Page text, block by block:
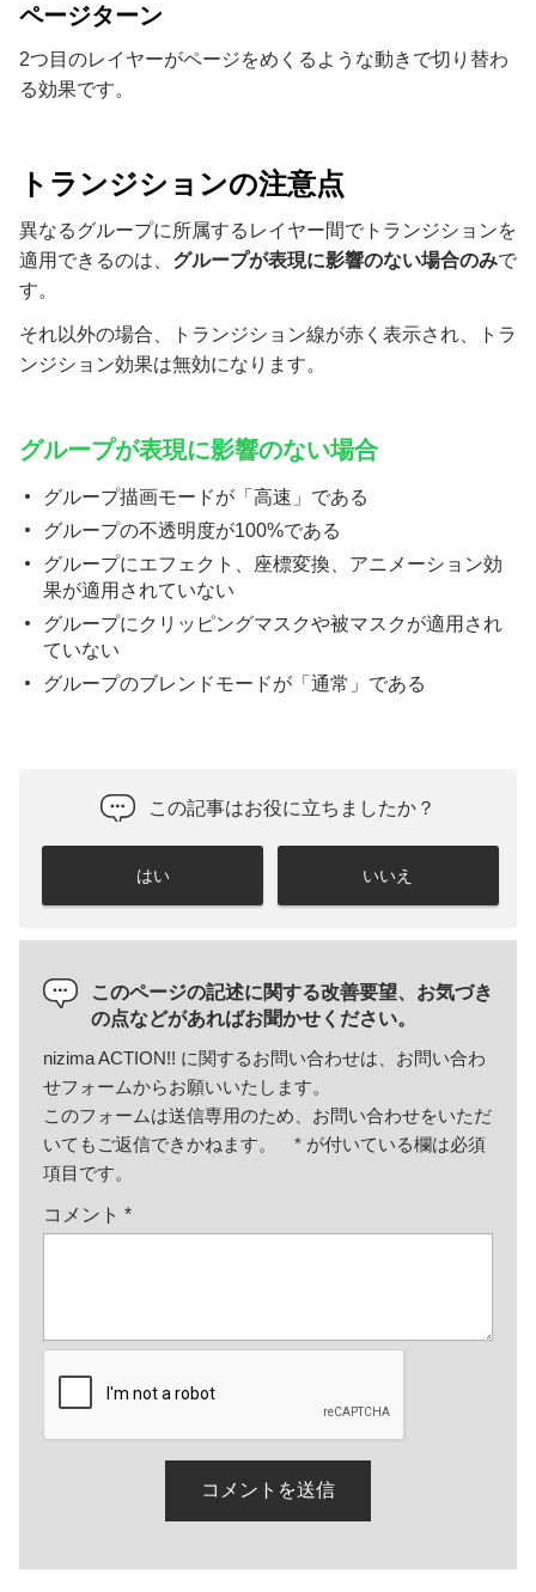
ページターン
2つ目のレイヤーがページをめくるような動きで切り替わ
る効果です。
トランジションの注意点
異なるグループに所属するレイヤー間でトランジションを
適用できるのは、 グループが表現に影響のない場合のみで
す。
それ以外の場合、トランジション線が赤く表示され、トラ
ンジション効果は無効になります。
グループが表現に影響のない場合
グループ描画モードが「高速」である
グループの不透明度が100%である
グループにエフェクト、座標変換、アニメーション効
果が適用されていない
グループにクリッピングマスクや被マスクが適用され
ていない
グループのブレンドモードが「通常」である
この記事はお役に立ちましたか？
はい いいえ
このページの記述に関する改善要望、お気づき
の点などがあればお聞かせください。
nizima ACTION!! に関するお問い合わせは、お問い合わ
せフォームからお願いいたします。
このフォームは送信専用のため、お問い合わせをいただ
いてもご返信できかねます。 * が付いている欄は必須
項目です。
コメント *